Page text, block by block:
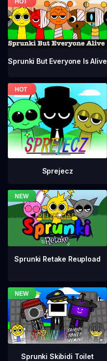
Sprunki But Everyone Is Alive
Sprejecz
Sprunki Retake Reupload
Sprunki Skibidi Toilet